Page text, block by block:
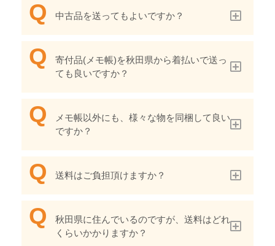
中古品を送ってもよいですか？
寄付品(メモ帳)を秋田県から着払いで送っ
ても良いですか？
メモ帳以外にも、様々な物を同梱して良い
ですか？
送料はご負担頂けますか？
秋田県に住んでいるのですが、送料はどれ
くらいかかりますか？